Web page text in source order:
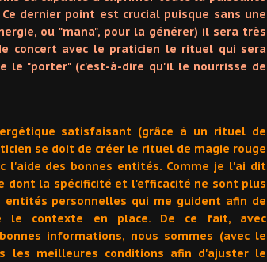
dernier point est crucial puisque sans une
ou "mana", pour la générer) il sera très
concert avec le praticien le rituel qui sera
le "porter" (c'est-à-dire qu'il le nourrisse de
satisfaisant (grâce à un rituel de
se doit de créer le rituel de magie rouge
l'aide des bonnes entités. Comme je l'ai dit
dont la spécificité et l'efficacité ne sont plus
personnelles qui me guident afin de
le contexte en place. De ce fait, avec
informations, nous sommes (avec le
les meilleures conditions afin d'ajuster le